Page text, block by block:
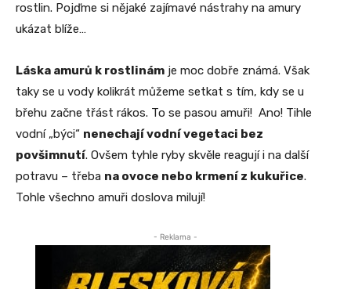
rostlin. Pojďme si nějaké zajímavé nástrahy na amury
ukázat blíže…
Láska amurů k rostlinám je moc dobře známá. Však
taky se u vody kolikrát můžeme setkat s tím, kdy se u
břehu začne třást rákos. To se pasou amuři! Ano! Tihle
vodní „býci“ nenechají vodní vegetaci bez
povšimnutí. Ovšem tyhle ryby skvěle reagují i na další
potravu – třeba na ovoce nebo krmení z kukuřice.
Tohle všechno amuři doslova milují!
- Reklama -